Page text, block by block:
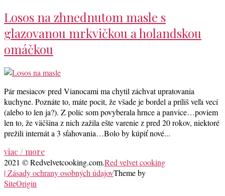
Losos na zhnednutom masle s
glazovanou mrkvičkou a holandskou
omáčkou
Pár mesiacov pred Vianocami ma chytil záchvat upratovania
kuchyne. Poznáte to, máte pocit, že všade je bordel a príliš veľa vecí
(alebo to len ja?). Z políc som povyberala hrnce a panvice…poviem
len to, že väčšina z nich zažila ešte varenie z pred 20 rokov, niektoré
prežili internát a 3 sťahovania…Bolo by kúpiť nové...
viac / more
2021 © Redvelvetcooking.com.Red velvet cooking
| Zásady ochrany osobných údajovTheme by
SiteOrigin